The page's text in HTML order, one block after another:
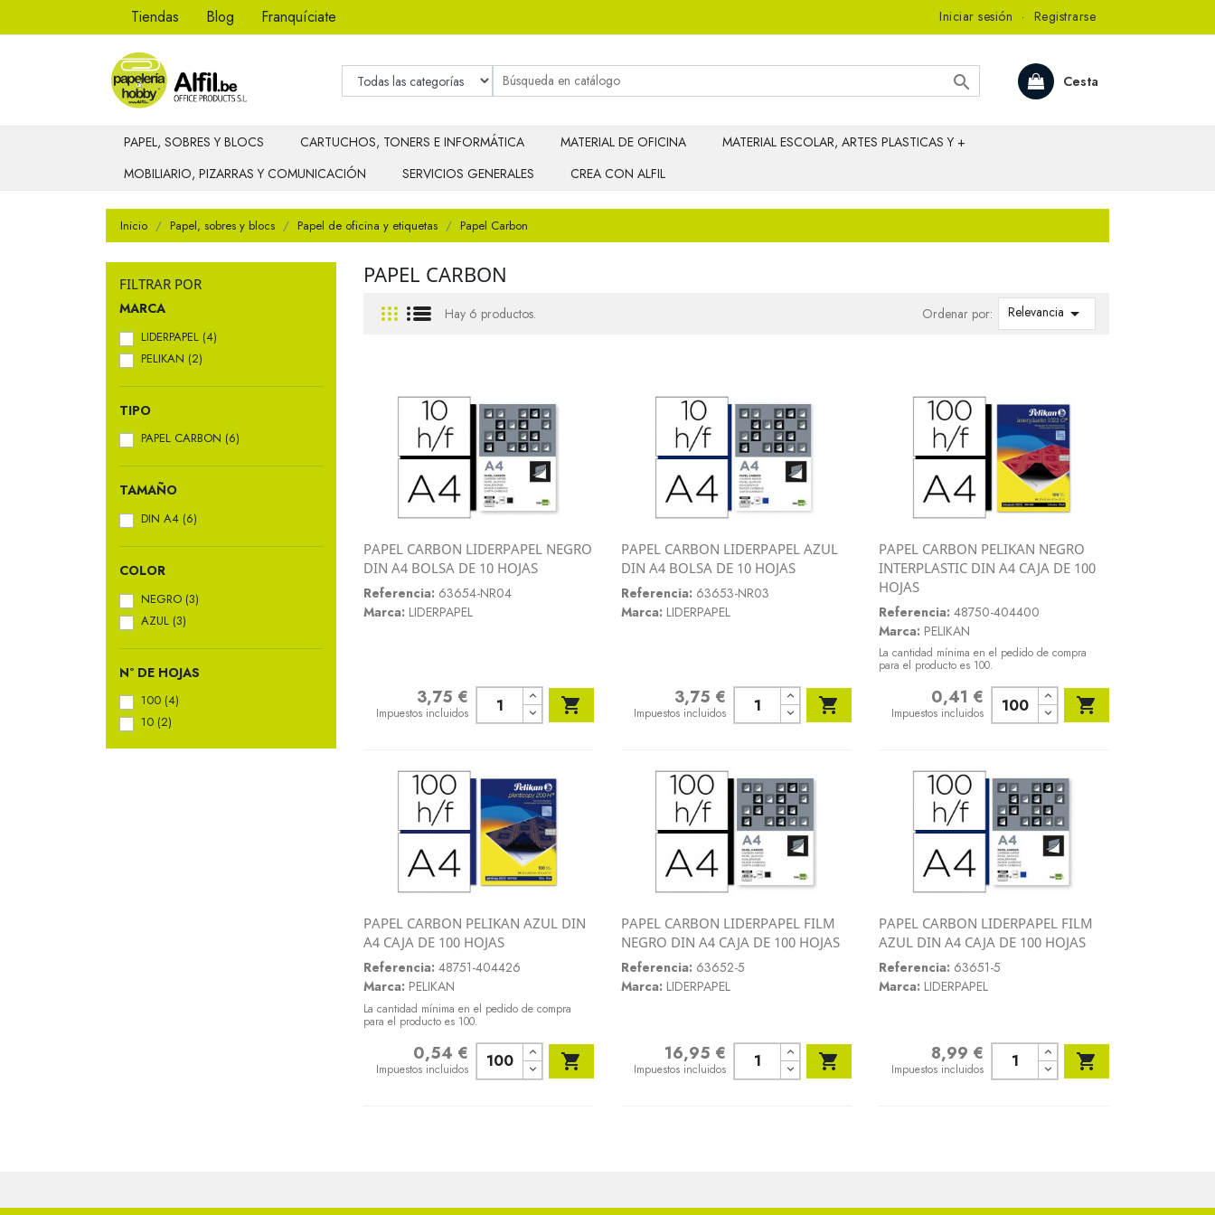
Tiendas Blog Franquíciate Iniciar sesión · Registrarse
Cesta

PAPEL, SOBRES Y BLOCS CARTUCHOS, TONERS E INFORMÁTICA MATERIAL DE OFICINA
MATERIAL ESCOLAR, ARTES PLASTICAS Y +
MOBILIARIO, PIZARRAS Y COMUNICACIÓN
SERVICIOS GENERALES CREA CON ALFIL
Inicio Papel, sobres y blocs Papel de oficina y etiquetas Papel Carbon
FILTRAR POR
MARCA
LIDERPAPEL (4)
PELIKAN (2)
TIPO
PAPEL CARBON (6)
TAMAÑO
DIN A4 (6)
COLOR
NEGRO (3)
AZUL (3)
Nº DE HOJAS
100 (4)
10 (2)
PAPEL CARBON
Hay 6 productos. Ordenar por: Relevancia 
Vista rápida
PAPEL CARBON LIDERPAPEL NEGRO
DIN A4 BOLSA DE 10 HOJAS
Referencia: 63654-NR04
Marca: LIDERPAPEL
3,75 €
Impuestos incluidos 
Vista rápida
PAPEL CARBON LIDERPAPEL AZUL
DIN A4 BOLSA DE 10 HOJAS
Referencia: 63653-NR03
Marca: LIDERPAPEL
3,75 €
Impuestos incluidos 
 Vista rápida
PAPEL CARBON PELIKAN NEGRO
INTERPLASTIC DIN A4 CAJA DE 100
HOJAS
Referencia: 48750-404400
Marca: PELIKAN
La cantidad mínima en el pedido de compra
para el producto es 100.
0,41 €
Impuestos incluidos 
Vista rápida
PAPEL CARBON PELIKAN AZUL DIN
A4 CAJA DE 100 HOJAS
Referencia: 48751-404426
Marca: PELIKAN
La cantidad mínima en el pedido de compra
para el producto es 100.
0,54 €
Impuestos incluidos 
Vista rápida
PAPEL CARBON LIDERPAPEL FILM
NEGRO DIN A4 CAJA DE 100 HOJAS
Referencia: 63652-5
Marca: LIDERPAPEL
Precio16,95 €
Impuestos incluidos 
Vista rápida
PAPEL CARBON LIDERPAPEL FILM
AZUL DIN A4 CAJA DE 100 HOJAS
Referencia: 63651-5
Marca: LIDERPAPEL
8,99 €
Impuestos incluidos 